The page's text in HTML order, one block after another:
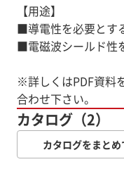
【用途】
■導電性を必要とす
■電磁波シールド性
※詳しくはPDF資料
合わせ下さい。
カタログ（2）
カタログをまと